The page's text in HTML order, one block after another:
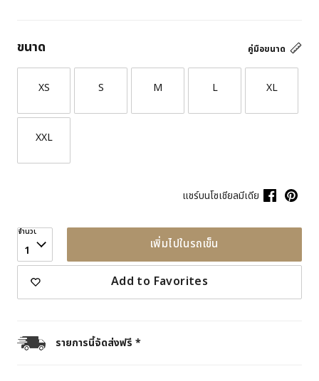
คู่มือขนาด
ขนาด
XS S M L XL
XXL
แชร์บนโซเชียลมีเดีย
จำนวน
1 เพิ่มไปในรถเข็น
Add to Favorites
รายการนี้จัดส่งฟรี *